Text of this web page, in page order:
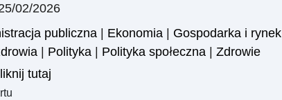
02/2026
publiczna| Ekonomia| Gospodarka i rynek
| Polityka| Polityka społeczna| Zdrowie
tutaj